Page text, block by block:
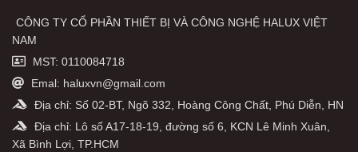
CÔNG TY CỔ PHẦN THIẾT BỊ VÀ CÔNG NGHỆ HALUX VIỆT
NAM
MST: 0110084718
Emal: haluxvn@gmail.com
Địa chỉ: Số 02-BT, Ngõ 332, Hoàng Công Chất, Phú Diễn, HN
Địa chỉ: Lô số A17-18-19, đường số 6, KCN Lê Minh Xuân,
Xã Bình Lợi, TP.HCM